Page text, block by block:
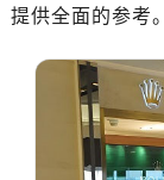
提供全面的参考。